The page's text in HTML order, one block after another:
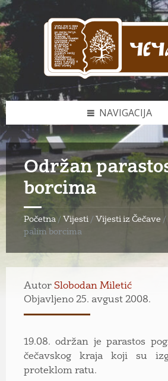
Skip
to
content
Skip
to
left
sidebar
Skip
to
footer
NAVIGACIJA
Održan
borcima
Početna / Vijesti / Vijesti iz Čečave /
palim borcima
Autor Slobodan Miletić
Objavljeno 25. avgust 2008.
19.08. održan je parastos
čečavskog kraja koji su
proteklom ratu.